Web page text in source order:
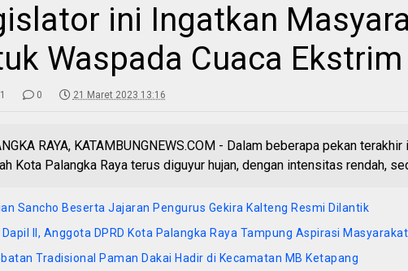
ini Ingatkan
Waspada Cuaca Ekstrim
0 21 Maret 2023 13:16
RAYA, KATAMBUNGNEWS.COM - Dalam beberapa pekan terakhir
Kota Palangka Raya terus diguyur hujan, dengan intensitas rendah,
Sancho Beserta Jajaran Pengurus Gekira Kalteng Resmi Dilantik
Dapil II, Anggota DPRD Kota Palangka Raya Tampung Aspirasi Masyarakat
Tradisional Paman Dakai Hadir di Kecamatan MB Ketapang